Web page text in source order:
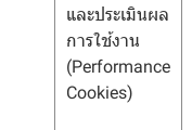
และประเมินผล
การใช้งาน
(Performance
Cookies)